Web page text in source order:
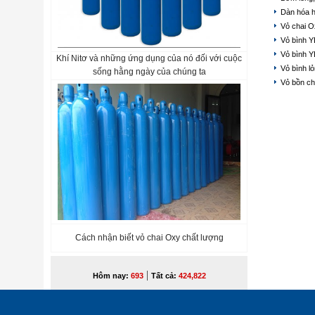
Khí Nitơ và những ứng dụng của nó đối với cuộc
sống hằng ngày của chúng ta
Cách nhận biết vỏ chai Oxy chất lượng
Hôm nay: 693| Tất cả: 424,822
Dàn hóa
Vỏ chai
Vỏ bình
Vỏ bình
Vỏ bình
Vỏ bồn